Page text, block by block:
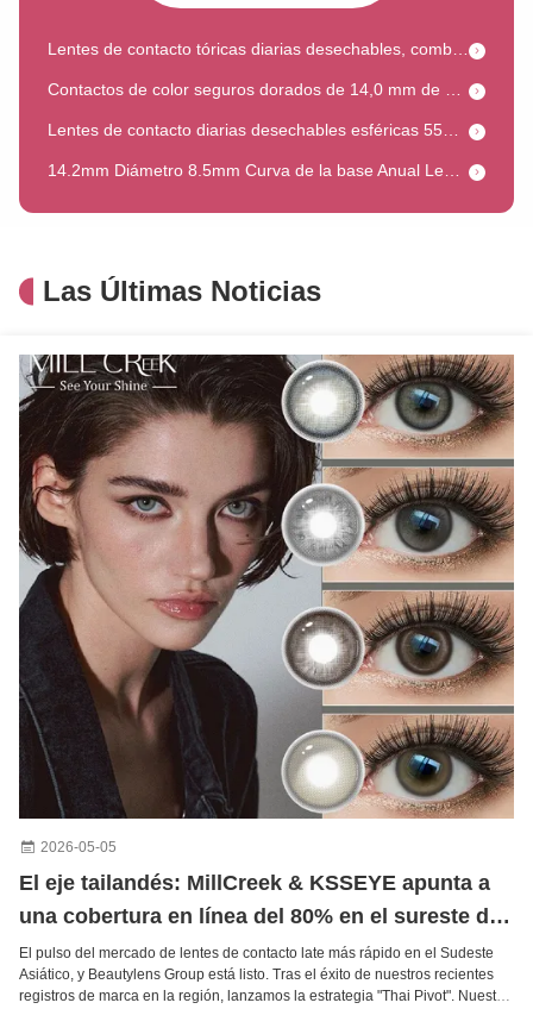
Lentes desechables para uso diario con contenido de agua de 55%
Lentes de contacto de color dorico gris brillante de 14,0 mm de diámetro con un contenido de agua del 38%
Lentes de contacto desechables de color anuales 0,00 ~ 8,00 Prescripción de potencia 14,5 mm de diámetro
Lentes de contacto de moda con receta de color 38% de contenido de agua HEMA con alta permeabilidad al oxígeno
Lentes de contacto diarias de 14.5 mm de diámetro, Melocotón Néctar, Millcreek Lenses, con material HEMA
Lentes desechables diarios marrones grises, alto nivel de comodidad, diámetro de 14.2 mm
Maquillaje Lentes de contacto cosméticos de color Lentes de contacto cosméticos de prescripción 14.5 mm de diámetro
Taylor Brown 14,0 mm de diámetro Lentes de contacto de color con receta
Lentes de contacto cómodas azules Pattaya para ojos secos Lentes de contacto hidratantes Curva base de 8,5 mm
Blanco 12 meses Lentes de contacto de efecto especial de 14,5 mm de diámetro Lentes de contacto blancas ciegas
Las Últimas Noticias
2026-05-05
El eje tailandés: MillCreek & KSSEYE apunta a
una cobertura en línea del 80% en el sureste de
Asia para 2027 Palabras clave: Lentes de
contacto del sudeste de Asia
El pulso del mercado de lentes de contacto late más rápido en el Sudeste
Asiático, y Beautylens Group está listo. Tras el éxito de nuestros recientes
registros de marca en la región, lanzamos la estrategia "Thai Pivot". Nuestro